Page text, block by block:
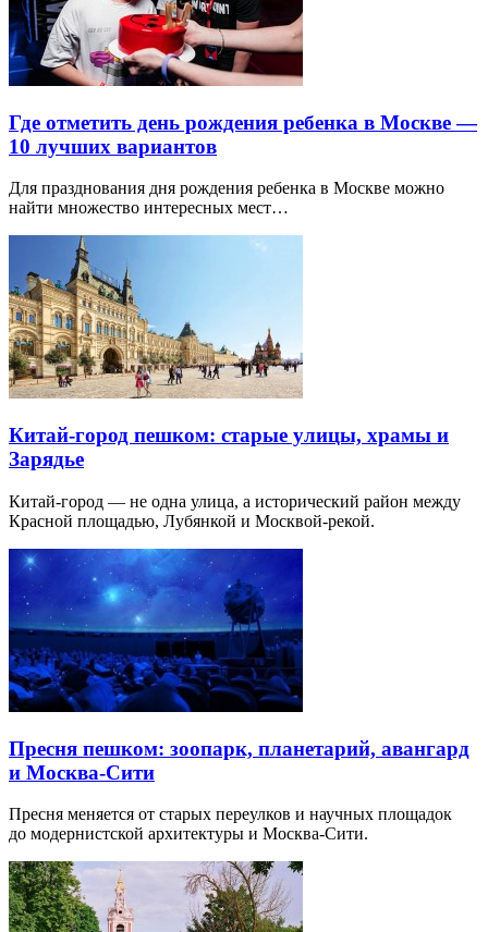
Где отметить день рождения ребенка в Москве —
10 лучших вариантов
Для празднования дня рождения ребенка в Москве можно
найти множество интересных мест…
Китай-город пешком: старые улицы, храмы и
Зарядье
Китай-город — не одна улица, а исторический район между
Красной площадью, Лубянкой и Москвой-рекой.
Пресня пешком: зоопарк, планетарий, авангард
и Москва-Сити
Пресня меняется от старых переулков и научных площадок
до модернистской архитектуры и Москва-Сити.